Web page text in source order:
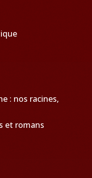
: nos racines,
et romans